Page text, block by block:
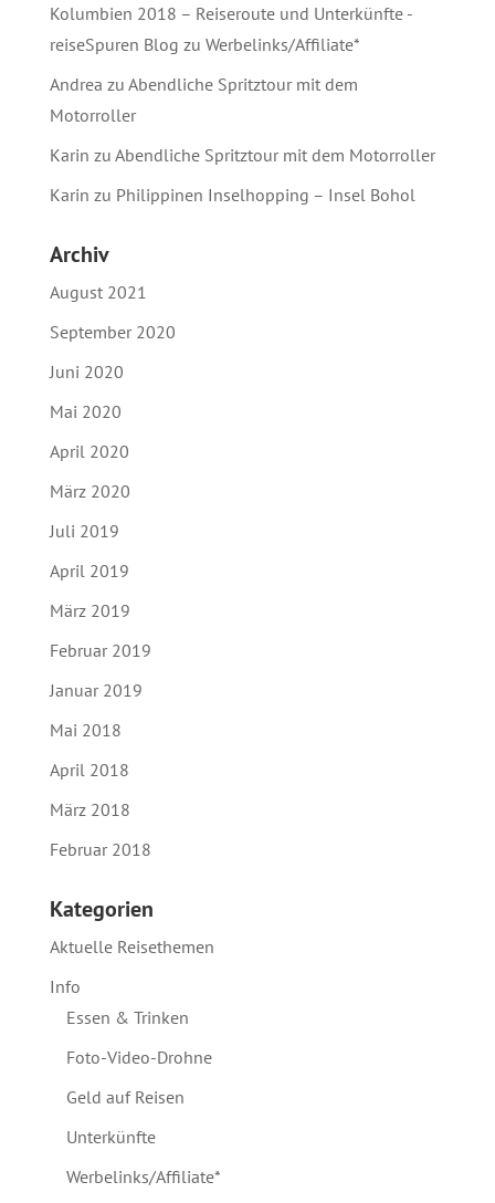
Kolumbien 2018 – Reiseroute und Unterkünfte -
reiseSpuren Blog zu Werbelinks/Affiliate*
Andrea zu Abendliche Spritztour mit dem
Motorroller
Karin zu Abendliche Spritztour mit dem Motorroller
Karin zu Philippinen Inselhopping – Insel Bohol
Archiv
August 2021
September 2020
Juni 2020
Mai 2020
April 2020
März 2020
Juli 2019
April 2019
März 2019
Februar 2019
Januar 2019
Mai 2018
April 2018
März 2018
Februar 2018
Kategorien
Aktuelle Reisethemen
Info
Essen & Trinken
Foto-Video-Drohne
Geld auf Reisen
Unterkünfte
Werbelinks/Affiliate*